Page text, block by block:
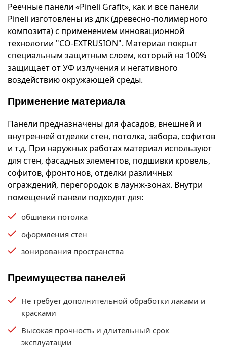
Реечные панели «Pineli Grafit», как и все панели
Pineli изготовлены из дпк (древесно-полимерного
композита) с применением инновационной
технологии "CO-EXTRUSION". Материал покрыт
специальным защитным слоем, который на 100%
защищает от УФ излучения и негативного
воздействию окружающей среды.
Применение материала
Панели предназначены для фасадов, внешней и
внутренней отделки стен, потолка, забора, софитов
и т.д. При наружных работах материал используют
для стен, фасадных элементов, подшивки кровель,
софитов, фронтонов, отделки различных
ограждений, перегородок в лаунж-зонах. Внутри
помещений панели подходят для:
обшивки потолка
оформления стен
зонирования пространства
Преимущества панелей
Не требует дополнительной обработки лаками и
красками
Высокая прочность и длительный срок
эксплуатации